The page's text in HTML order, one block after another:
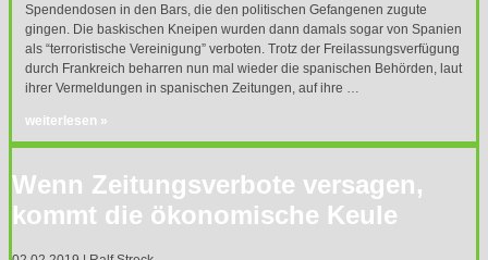
Spendendosen in den Bars, die den politischen Gefangenen zugute
gingen. Die baskischen Kneipen wurden dann damals sogar von Spanien
als “terroristische Vereinigung” verboten. Trotz der Freilassungsverfügung
durch Frankreich beharren nun mal wieder die spanischen Behörden, laut
ihrer Vermeldungen in spanischen Zeitungen, auf ihre …
weiterlesen »
Wenn Zeitungsverbote versagen,
kommt die ökonomische Keule